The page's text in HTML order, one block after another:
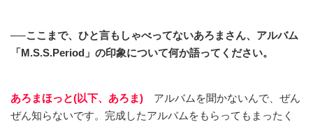
──ここまで、ひと言もしゃべってないあろまさん、アルバム
「M.S.S.Period」の印象について何か語ってください。
あろまほっと(以下、あろま) アルバムを聞かないんで、ぜん
ぜん知らないです。完成したアルバムをもらってもまったく